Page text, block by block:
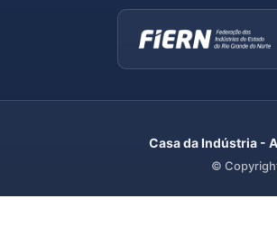
Casa da Indústria -
©